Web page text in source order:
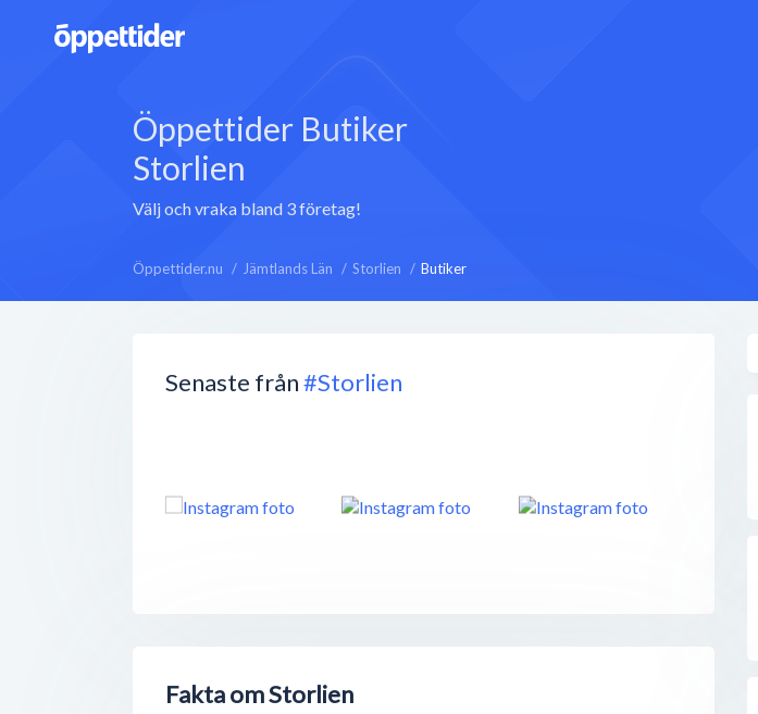
Öppettider Butiker
Storlien
Välj och vraka bland 3 företag!
Öppettider.nu Jämtlands Län Storlien Butiker
Senaste från#Storlien
Fakta om Storlien